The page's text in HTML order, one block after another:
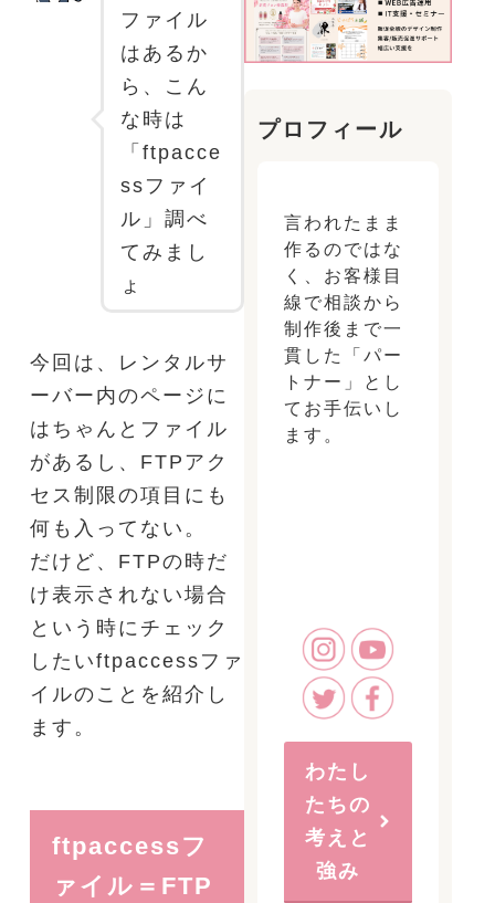
プロフィール
言われたまま
作るのではな
く、お客様目
線で相談から
制作後まで一
貫した「パー
トナー」とし
てお手伝いし
ます。
わたし
たちの
考えと
強み
ファイル
はあるか
ら、こん
な時は
「ftpacce
ssファイ
ル」調べ
てみまし
ょ
今回は、レンタルサ
ーバー内のページに
はちゃんとファイル
があるし、FTPアク
セス制限の項目にも
何も入ってない。
だけど、FTPの時だ
け表示されない場合
という時にチェック
したいftpaccessファ
イルのことを紹介し
ます。
ftpaccessフ
ァイル＝FTP